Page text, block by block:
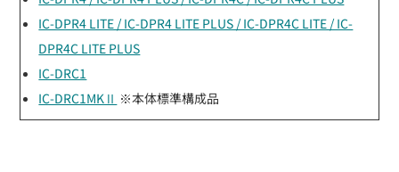
IC-DPR4 LITE / IC-DPR4 LITE PLUS / IC-DPR4C LITE / IC-
DPR4C LITE PLUS
IC-DRC1
IC-DRC1MKⅡ ※本体標準構成品